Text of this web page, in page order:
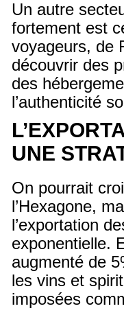
Un autre
fortement est
voyageurs, de
découvrir des
des
l’authenticité
UNE
On pourrait
l’Hexagone,
l’exportation
exponentielle.
augmenté de
les vins et
imposées